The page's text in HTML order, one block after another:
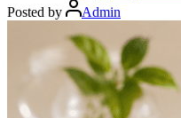
Posted by
Admin